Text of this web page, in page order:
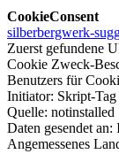
CookieConsent
silberbergwerk-
Zuerst gefundene
Cookie Zweck-
Benutzers für
Initiator: Skript-Tag
Quelle: notinstalled
Daten gesendet an:
Angemessenes